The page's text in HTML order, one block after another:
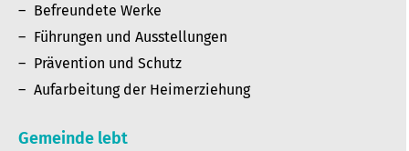
Befreundete Werke
Führungen und Ausstellungen
Prävention und Schutz
Aufarbeitung der Heimerziehung
Gemeinde lebt